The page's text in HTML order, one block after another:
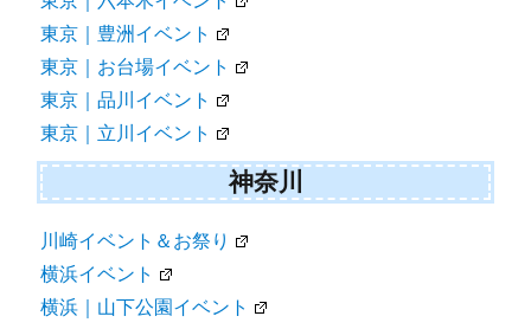
東京｜豊洲イベント
東京｜お台場イベント
東京｜品川イベント
東京｜立川イベント
神奈川
川崎イベント＆お祭り
横浜イベント
横浜｜山下公園イベント